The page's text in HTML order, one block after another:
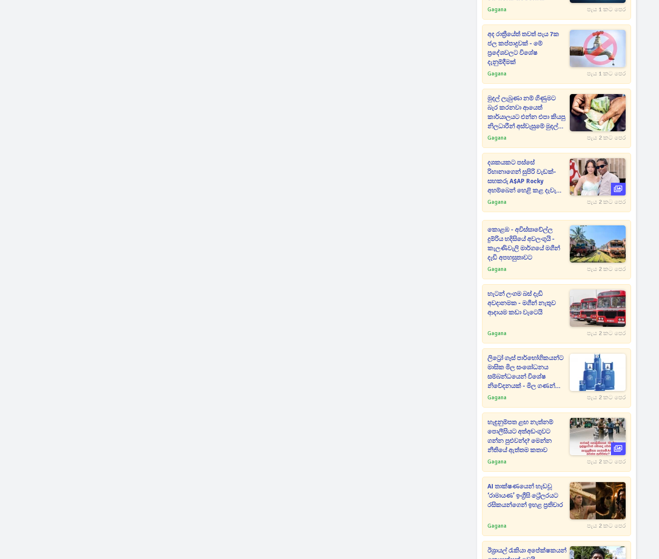
Gagana පැය 1 කට පෙර
අද රාත්‍රීයේත් තවත් පැය 7ක
ජල කප්පාදුවක් - මේ
ප්‍රදේශවලට විශේෂ
දැනුම්දීමක්
Gagana පැය 1 කට පෙර
මුදල් ලැබුණා නම් ගිණුමට
බැර කරනවා ආයෙත්
කාර්යාලයට එන්න එපා කියපු
නිලධාරීන් අස්වැසුමේ මුදල්
අරන් - දැවැන්ත
Gagana පැය 2 කට පෙර
දශකයකට පස්සේ
රිහානාගෙන් සුපිරි වැඩක්-
සහකරු A$AP Rocky
අහම්බෙන් හෙළි කළ දැවැන්ත
රහස
Gagana පැය 2 කට පෙර
කොළඹ - අවිස්සාවේල්ල
දුම්රිය හදිසියේ අවලංගුයි -
කැලණිවැලි මාර්ගයේ මගීන්
දැඩි අපහසුතාවට
Gagana පැය 2 කට පෙර
හැටන් ලංගම බස් දැඩි
අවදානමක - මගීන් නැතුව
ආදායම කඩා වැටෙයි
Gagana පැය 2 කට පෙර
ලිට්‍රෝ ගෑස් පාර්භෝගිකයන්ට
මාසික මිල සංශෝධනය
සම්බන්ධයෙන් විශේෂ
නිවේදනයක් - මිල ගණන්
මෙන්න
Gagana පැය 2 කට පෙර
හැඳුනුම්පත ළඟ නැත්නම්
පොලීසියට අත්අඩංගුවට
ගන්න පුළුවන්ද? මෙන්න
නීතියේ ඇත්තම කතාව
Gagana පැය 2 කට පෙර
AI තාක්ෂණයෙන් හැඩවූ
‘රාමායණ’ ඉංග්‍රීසි ට්‍රේලරයට
රසිකයන්ගෙන් ඉහළ ප්‍රතිචාර
Gagana පැය 2 කට පෙර
ඊශ්‍රායල් රැකියා අපේක්ෂකයන්